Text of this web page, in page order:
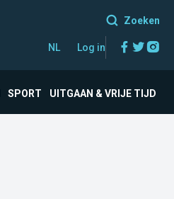
Zoeken
NL Log in Facebook
Twitter
SPORT UITGAAN & VRIJE TIJD